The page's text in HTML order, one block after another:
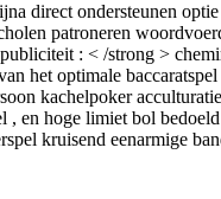
direct ondersteunen
patroneren
: < /strong >
het optimale
kachelpoker
, en hoge limiet bol
kruisend eenarmige